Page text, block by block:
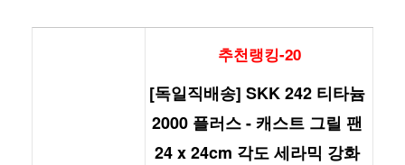
추천랭킹-20
[독일직배송] SKK 242 티타늄
2000 플러스 - 캐스트 그릴 팬
24 x 24cm 각도 세라믹 강화